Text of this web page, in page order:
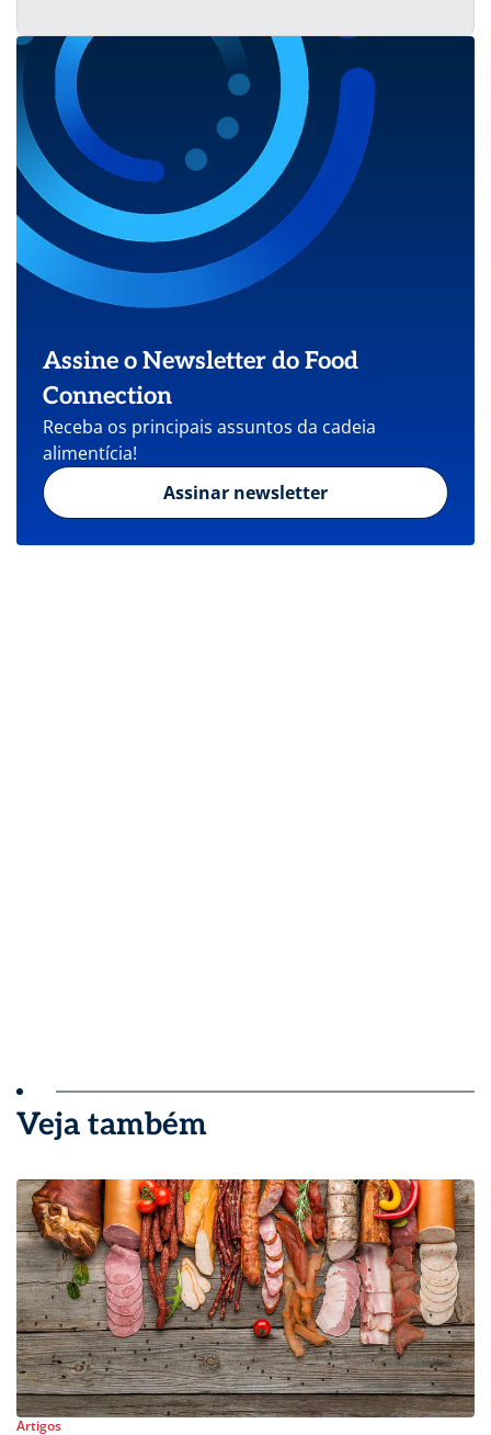
Assine o Newsletter do Food
Connection
Receba os principais assuntos da cadeia
alimentícia!
Assinar newsletter
Veja também
Artigos